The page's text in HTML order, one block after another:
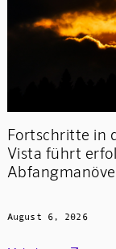
Fortschritte in
Vista führt
August 6, 2026